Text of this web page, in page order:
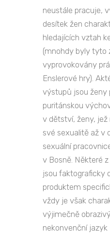
neustále pracuje,
desítek žen
hledajících vztah
(mnohdy byly tyto
vyprovokovány
Enslerové hry).
výstupů jsou ženy
puritánskou
v dětství, ženy, jež
své sexualitě až v
sexuální
v Bosně. Některé
jsou faktograficky
produktem
vždy je však
výjimečně
nekonvenční